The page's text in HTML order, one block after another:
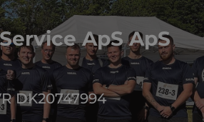
ApS ApS
DK20747994